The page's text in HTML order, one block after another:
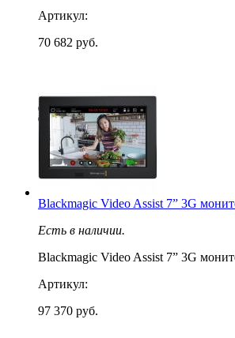
Артикул:
70 682 руб.
Blackmagic Video Assist 7” 3G
Есть в наличии.
Blackmagic Video Assist 7” 3G
Артикул:
97 370 руб.